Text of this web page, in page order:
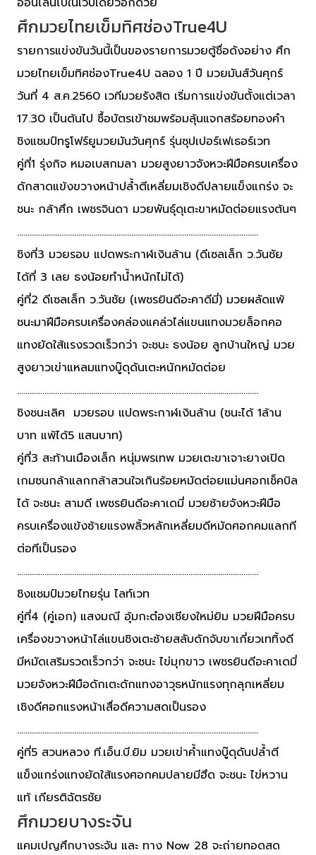
ศึกมวยไทยเข็มทิศช่องTrue4U
รายการแข่งขันวันนี้เป็นของรายการมวยตู้ชื่อดังอย่าง ศึก
มวยไทยเข็มทิศช่องTrue4U ฉลอง 1 ปี มวยมันส์วันศุกร์
วันที่ 4 ส.ค.2560 เวทีมวยรังสิต เริ่มการแข่งขันตั้งแต่เวลา
17.30 เป็นต้นไป ซื้อบัตรเข้าชมพร้อมลุ้นแจกสร้อยทองคำ
ชิงแชมป์ทรูโฟร์ยูมวยมันวันศุกร์ รุ่นซุปเปอร์เฟเธอร์เวท
คู่ที่1 รุ่งกิจ หมอเบสกมลา มวยสูงยาวจังหวะฝีมือครบเครื่อง
ดักสาดแข้งขวางหน้าปล้ำตีเหลี่ยมเชิงดีปลายแข็งแกร่ง จะ
ชนะ กล้าศึก เพชรจินดา มวยพันธุ์ดุเตะขาหมัดต่อยแรงต้นๆ
……………………………………………………………………………………………………
ชิงที่3 มวยรอบ แปดพระกาฬเงินล้าน (ดีเซลเล็ก ว.วันชัย
ได้ที่ 3 เลย ธงน้อยทำน้ำหนักไม่ได้)
คู่ที่2 ดีเซลเล็ก ว.วันชัย (เพชรยินดีอะคาดีมี่) มวยผลัดแพ้
ชนะมาฝีมือครบเครื่องคล่องแคล่วไล่แขนแทงมวยล็อกคอ
แทงยัดใส้แรงรวดเร็วกว่า จะชนะ ธงน้อย ลูกบ้านใหญ่ มวย
สูงยาวเข่าแหลมแทงบู๊ดุดันเตะหนักหมัดต่อย
……………………………………………………………………………………………………
ชิงชนะเลิศ มวยรอบ แปดพระกาฬเงินล้าน (ชนะได้ 1ล้าน
บาท แพ้ได้5 แสนบาท)
คู่ที่3 สะท้านเมืองเล็ก หนุ่มพรเทพ มวยเตะขาเจาะยางเปิด
เกมชนกล้าแลกกล้าสวนใจเกินร้อยหมัดต่อยแม่นศอกเช็คบิล
ได้ จะชนะ สามดี เพชรยินดีอะคาเดมี่ มวยซ้ายจังหวะฝีมือ
ครบเครื่องแข้งซ้ายแรงพลิ้วหลักเหลี่ยมดีหมัดศอกคมแลกที
ต่อทีเป็นรอง
……………………………………………………………………………………………………
ชิงแชมป์มวยไทยรุ่น ไลท์เวท
คู่ที่4 (คู่เอก) แสงมณี อุ้มกะต๋องเชียงใหม่ยิม มวยฝีมือครบ
เครื่องขวางหน้าไล่แขนชิงเตะซ้ายสลับดักจับขาเกี่ยวเททิ้งดี
มีหมัดเสริมรวดเร็วกว่า จะชนะ ไข่มุกขาว เพชรยินดีอะคาเดมี่
มวยจังหวะฝีมือดักเตะดักแทงอาวุธหนักแรงทุกลุกเหลี่ยม
เชิงดีศอกแรงหน้าเสื่อดีความสดเป็นรอง
……………………………………………………………………………………………………
คู่ที่5 สวนหลวง ที.เอ็น.บี.ยิม มวยเข่าค้ำแทงบู๊ดุดันปล้ำตี
แข็งแกร่งแทงยัดใส้แรงศอกคมปลายมีฮึด จะชนะ ไข่หวาน
แท้ เกียรติฉัตรชัย
ศึกมวยบางระจัน
แคมเปญศึกบางระจัน และ ทาง Now 28 จะถ่ายทอดสด